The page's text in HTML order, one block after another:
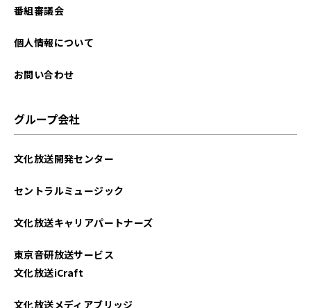
番組審議会
個人情報について
お問い合わせ
グループ会社
文化放送開発センター
セントラルミュージック
文化放送キャリアパートナーズ
東京音研放送サービス
文化放送iCraft
文化放送メディアブリッジ